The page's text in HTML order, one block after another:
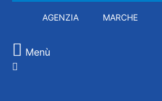
AGENZIA MARCHE
Menù